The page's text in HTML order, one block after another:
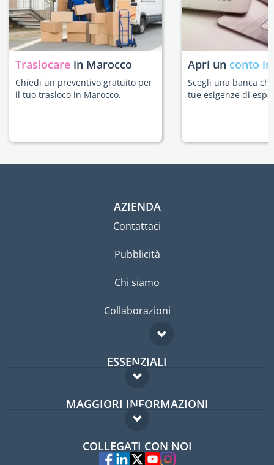
Traslocare in Marocco
Chiedi un preventivo gratuito per
il tuo trasloco in Marocco.
Apri un conto
Scegli una banca
tue esigenze di
AZIENDA
Contattaci
Pubblicità
Chi siamo
Collaborazioni
ESSENZIALI
Forum per expat
Guida per expat
MAGGIORI INFORMAZIONI
Domande frequenti
Esperti
COLLEGATI CON NOI